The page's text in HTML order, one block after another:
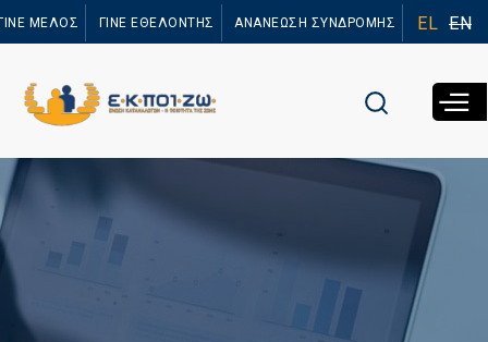
προς το
ΜΕΛΟΣ ΓΙΝΕ ΕΘΕΛΟΝΤΗΣ ΑΝΑΝΕΩΣΗ ΣΥΝΔΡΟΜΗΣ EL EN